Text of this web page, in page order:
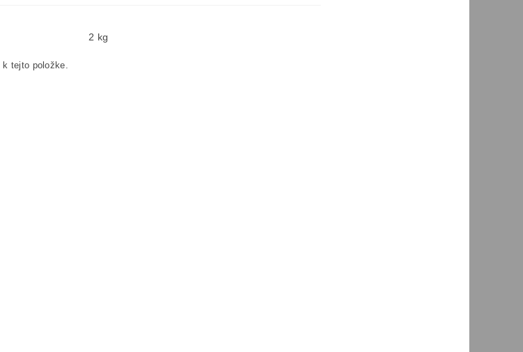
2 kg
tejto položke.